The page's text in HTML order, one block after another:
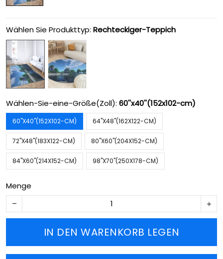
Wählen Sie Produkttyp: Rechteckiger-Teppich
Wählen-Sie-eine-Größe(Zoll): 60''x40''(152x102-cm)
60''X40''(152X102-CM) 64''X48''(162X122-CM)
72''X48''(183X122-CM) 80''X60''(204X152-CM)
84''X60''(214X152-CM) 98''X70''(250X178-CM)
Menge
IN DEN WARENKORB LEGEN